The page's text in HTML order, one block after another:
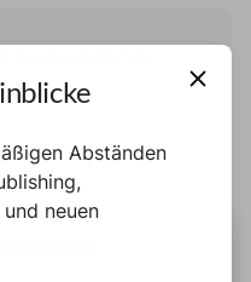
Abständen
neuen